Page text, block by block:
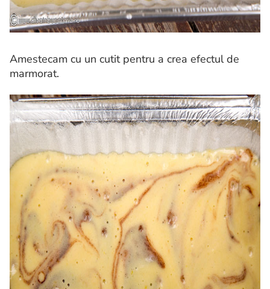
Amestecam cu un cutit pentru a crea efectul de
marmorat.